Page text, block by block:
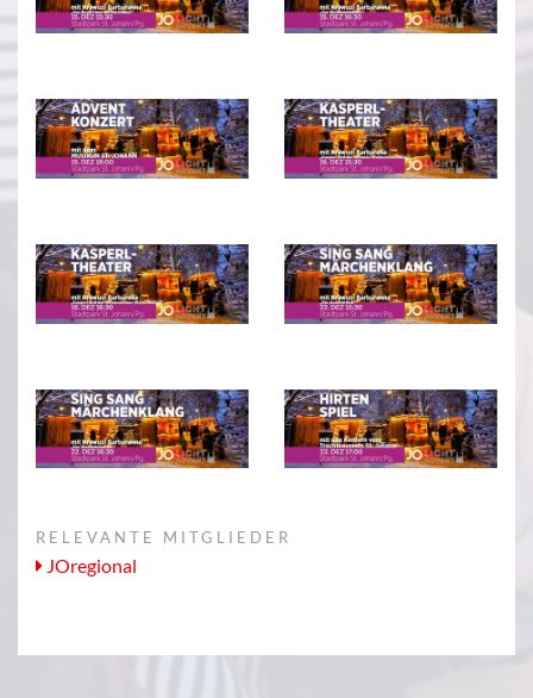
RELEVANTE MITGLIEDER
JOregional